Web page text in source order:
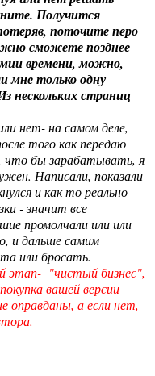
Получится
поточите перо
сможете позднее
времени, можно,
мне только одну
нескольких страниц
нет- на самом деле,
того как передаю
что бы зарабатывать, я
Написали, показали
и как то реально
- значит все
промолчали или или
и дальше самим
или бросать.
этап- "чистый бизнес",
вашей версии
оправданы, а если нет,